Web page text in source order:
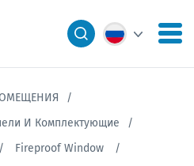
И Комплектующие
Fireproof Window